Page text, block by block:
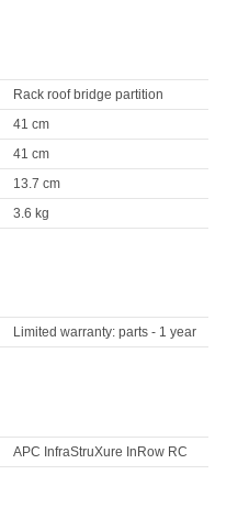
Rack roof bridge partition
41 cm
41 cm
13.7 cm
3.6 kg
Limited warranty: parts - 1 year
APC InfraStruXure InRow RC